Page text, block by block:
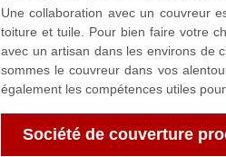
Une collaboration avec un couvreur
toiture et tuile. Pour bien faire votre
avec un artisan dans les environs de
sommes le couvreur dans vos
également les compétences utiles
Société de couverture